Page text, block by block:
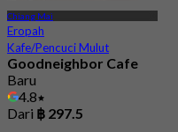
Chiang Mai
Eropah
Kafe/Pencuci Mulut
Goodneighbor Cafe
Baru
4.8
Dari ฿ 297.5